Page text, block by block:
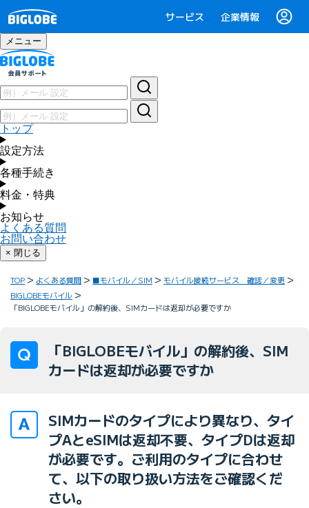
サービス 企業情報
メニュー
トップ
設定方法
各種手続き
料金・特典
お知らせ
よくある質問
お問い合わせ
× 閉じる
TOP よくある質問 ■モバイル／SIM
モバイル接続サービス 確認／変更
BIGLOBEモバイル
「BIGLOBEモバイル」の解約後、SIMカードは返却が必要ですか
「BIGLOBEモバイル」の解約後、SIM
カードは返却が必要ですか
SIMカードのタイプにより異なり、タイ
プAとeSIMは返却不要、タイプDは返却
が必要です。ご利用のタイプに合わせ
て、以下の取り扱い方法をご確認くだ
さい。